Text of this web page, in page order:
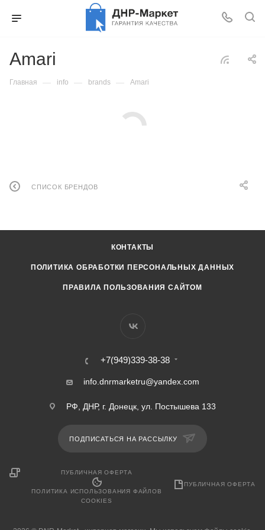
Amari
Главная — info — brands — Amari
СПИСОК БРЕНДОВ
КОНТАКТЫ
ПОЛИТИКА ОБРАБОТКИ ПЕРСОНАЛЬНЫХ ДАННЫХ
ПРАВИЛА ПОЛЬЗОВАНИЯ САЙТОМ
+7(949)339-38-38
info.dnrmarketru@yandex.com
РФ, ДНР, г. Донецк, ул. Постышева 133
ПОДПИСАТЬСЯ НА РАССЫЛКУ
ПУБЛИЧНАЯ ОФЕРТА
ПОЛИТИКА ИСПОЛЬЗОВАНИЯ ФАЙЛОВ
COOKIES
ПУБЛИЧНАЯ ОФЕРТА